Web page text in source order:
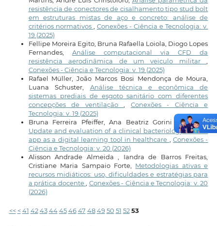
resistência de conectores de cisalhamento tipo stud bolt
em estruturas mistas de aço e concreto: análise de
critérios normativos , Conexões - Ciência e Tecnologia: v.
19 (2025)
Fellipe Moreira Egito, Bruna Rafaella Loiola, Diogo Lopes
Fernandes, Análise computacional via CFD da
resistência aerodinâmica de um veiculo militar,
Conexões - Ciência e Tecnologia: v. 19 (2025)
Rafael Müller, João Marcos Bosi Mendonça de Moura,
Luana Schuster, Análise técnica e econômica de
sistemas prediais de esgoto sanitário com diferentes
concepções de ventilação, Conexões - Ciência e
Tecnologia: v. 19 (2025)
Bruna Ferreira Pfeiffer, Ana Beatriz Gorini da Veiga,
Update and evaluation of a clinical bacteriology mobile
app as a digital learning tool in healthcare ,Conexões -
Ciência e Tecnologia: v. 20 (2026)
Alisson Andrade Almeida , Iandra de Barros Freitas,
Cristiane Maria Sampaio Forte, Metodologias ativas e
recursos midiáticos: uso, dificuldades e estratégias para
a prática docente, Conexões - Ciência e Tecnologia: v. 20
(2026)
<< < 41 42 43 44 45 46 47 48 49 50 51 52 53